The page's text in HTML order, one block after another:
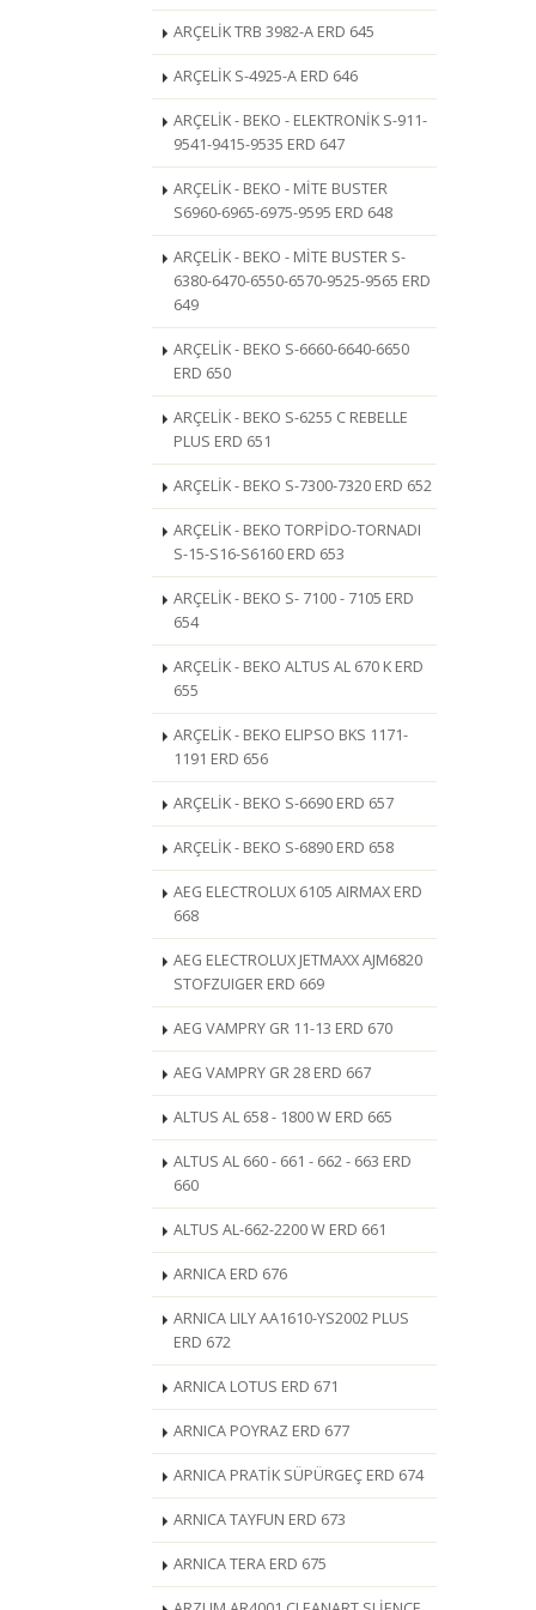
ARÇELİK TRB 3982-A ERD 645
ARÇELİK S-4925-A ERD 646
ARÇELİK - BEKO - ELEKTRONİK S-911-
9541-9415-9535 ERD 647
ARÇELİK - BEKO - MİTE BUSTER
S6960-6965-6975-9595 ERD 648
ARÇELİK - BEKO - MİTE BUSTER S-
6380-6470-6550-6570-9525-9565 ERD
649
ARÇELİK - BEKO S-6660-6640-6650
ERD 650
ARÇELİK - BEKO S-6255 C REBELLE
PLUS ERD 651
ARÇELİK - BEKO S-7300-7320 ERD 652
ARÇELİK - BEKO TORPİDO-TORNADI
S-15-S16-S6160 ERD 653
ARÇELİK - BEKO S- 7100 - 7105 ERD
654
ARÇELİK - BEKO ALTUS AL 670 K ERD
655
ARÇELİK - BEKO ELIPSO BKS 1171-
1191 ERD 656
ARÇELİK - BEKO S-6690 ERD 657
ARÇELİK - BEKO S-6890 ERD 658
AEG ELECTROLUX 6105 AIRMAX ERD
668
AEG ELECTROLUX JETMAXX AJM6820
STOFZUIGER ERD 669
AEG VAMPRY GR 11-13 ERD 670
AEG VAMPRY GR 28 ERD 667
ALTUS AL 658 - 1800 W ERD 665
ALTUS AL 660 - 661 - 662 - 663 ERD
660
ALTUS AL-662-2200 W ERD 661
ARNICA ERD 676
ARNICA LILY AA1610-YS2002 PLUS
ERD 672
ARNICA LOTUS ERD 671
ARNICA POYRAZ ERD 677
ARNICA PRATİK SÜPÜRGEÇ ERD 674
ARNICA TAYFUN ERD 673
ARNICA TERA ERD 675